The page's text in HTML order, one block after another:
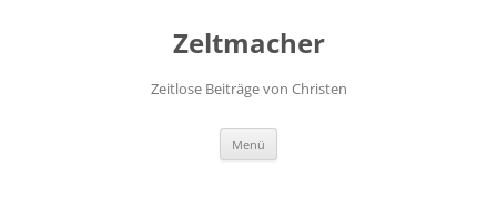
Zeltmacher
Zeitlose Beiträge von Christen
Menü